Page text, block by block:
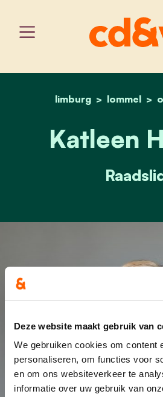
Deze website maakt gebruik van
We gebruiken cookies om content
personaliseren, om functies voor
en om ons websiteverkeer te
informatie over uw gebruik van
home
limburg lommel
Katleen